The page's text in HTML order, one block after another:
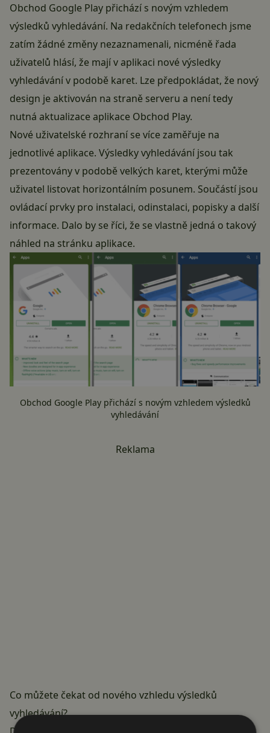
Obchod Google Play přichází s novým vzhledem
výsledků vyhledávání. Na redakčních telefonech jsme
zatím žádné změny nezaznamenali, nicméně řada
uživatelů hlásí, že mají v aplikaci nové výsledky
vyhledávání v podobě karet. Lze předpokládat, že nový
design je aktivován na straně serveru a není tedy
nutná aktualizace aplikace Obchod Play.
Nové uživatelské rozhraní se více zaměřuje na
jednotlivé aplikace. Výsledky vyhledávání jsou tak
prezentovány v podobě velkých karet, kterými může
uživatel listovat horizontálním posunem. Součástí jsou
ovládací prvky pro instalaci, odinstalaci, popisky a další
informace. Dalo by se říci, že se vlastně jedná o takový
náhled na stránku aplikace.
Obchod Google Play přichází s novým vzhledem výsledků
vyhledávání
Reklama
Co můžete čekat od nového vzhledu výsledků
vyhledávání?